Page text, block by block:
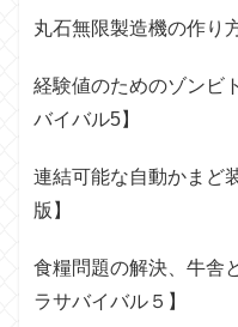
丸石無限製造機の作り
経験値のためのゾンビ
バイバル5】
連結可能な自動かまど
版】
食糧問題の解決、牛舎
ラサバイバル５】